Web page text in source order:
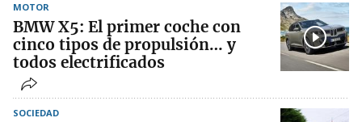
MOTOR
BMW X5: El primer coche con
cinco tipos de propulsión… y
todos electrificados
SOCIEDAD